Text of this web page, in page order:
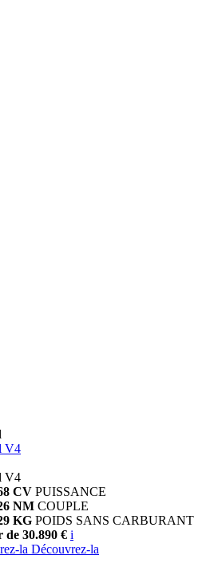
V4
V4
CV PUISSANCE
NM COUPLE
KG POIDS SANS CARBURANT
30.890 € i
la Découvrez-la